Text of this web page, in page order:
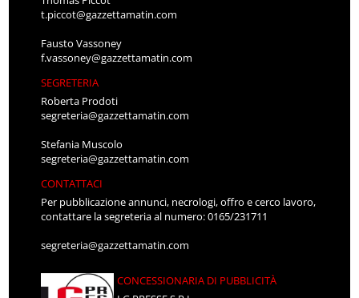
t.piccot@gazzettamatin.com
Fausto Vassoney
f.vassoney@gazzettamatin.com
SEGRETERIA
Roberta Prodoti
segreteria@gazzettamatin.com
Stefania Muscolo
segreteria@gazzettamatin.com
CONTATTACI
Per pubblicazione annunci, necrologi, offro e cerco lavoro,
contattare la segreteria al numero: 0165/231711
segreteria@gazzettamatin.com
CONCESSIONARIA DI PUBBLICITÀ